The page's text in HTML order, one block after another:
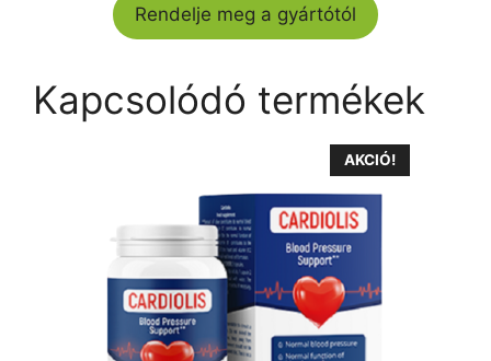
Rendelje meg a gyártótól
Kapcsolódó termékek
AKCIÓ!